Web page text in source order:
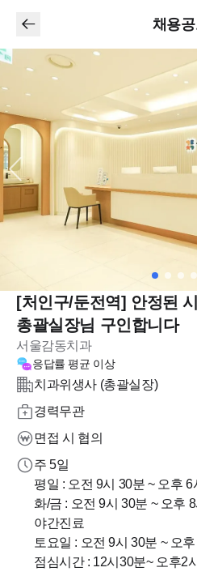
채용
[처인구/둔전역] 안정된
총괄실장님 구인합니다
서울감동치과
응답률평균 이상
치과위생사 (총괄실장)
경력무관
면접 시 협의
주 5일
평일 : 오전 9시 30분 ~ 오후 6
화/금 : 오전 9시 30분 ~ 오후 8시
야간진료
토요일 : 오전 9시 30분 ~ 오
점심시간 : 12시30분~ 오후2